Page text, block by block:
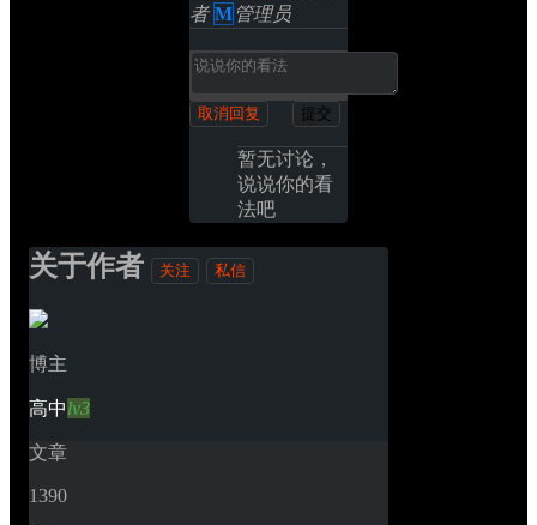
者 M 管理员
取消回复 提交
暂无讨论，
说说你的看
法吧
关于作者 关注 私信
博主
高中lv3
文章
1390